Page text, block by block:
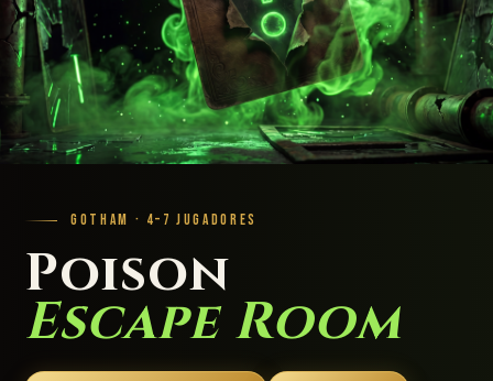
GOTHAM · 4–7 JUGADORES
Poison
Escape Room